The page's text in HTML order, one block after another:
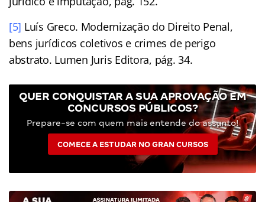
[5] Luís Greco. Modernização do Direito Penal,
bens jurídicos coletivos e crimes de perigo
abstrato. Lumen Juris Editora, pág. 34.
QUER CONQUISTAR A SUA APROVAÇÃO EM
CONCURSOS PÚBLICOS?
Prepare-se com quem mais entende do assunto!
COMECE A ESTUDAR NO GRAN CURSOS